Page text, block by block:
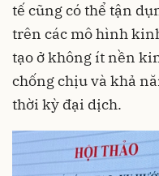
tế cũng có thể tận
trên các mô hình
tạo ở không ít nền
chống chịu và khả
thời kỳ đại dịch.